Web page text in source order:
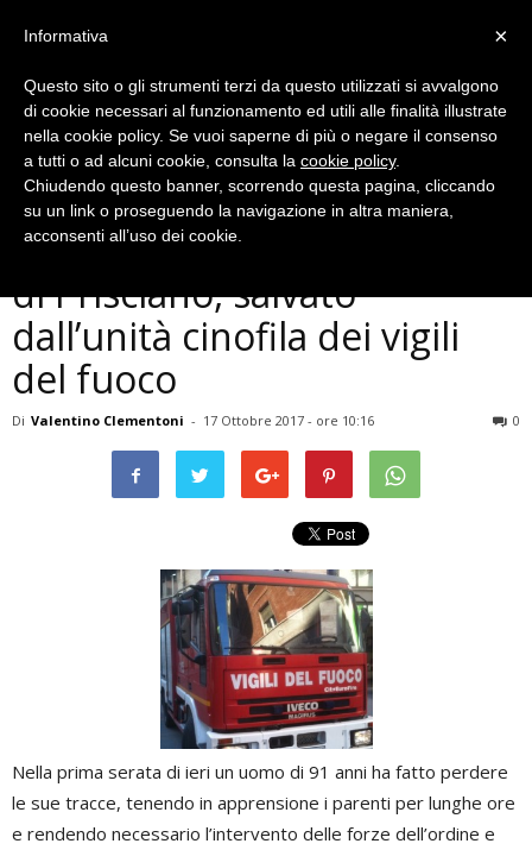
Cronaca
Terni, 91 sparisce nella zona
di Prisciano, salvato
dall’unità cinofila dei vigili
del fuoco
Di Valentino Clementoni - 17 Ottobre 2017 - ore 10:16 0
Nella prima serata di ieri un uomo di 91 anni ha fatto perdere
le sue tracce, tenendo in apprensione i parenti per lunghe ore
e rendendo necessario l’intervento delle forze dell’ordine e
×
Informativa
Questo sito o gli strumenti terzi da questo utilizzati si avvalgono
di cookie necessari al funzionamento ed utili alle finalità illustrate
nella cookie policy. Se vuoi saperne di più o negare il consenso
a tutti o ad alcuni cookie, consulta la cookie policy.
Chiudendo questo banner, scorrendo questa pagina, cliccando
su un link o proseguendo la navigazione in altra maniera,
acconsenti all’uso dei cookie.